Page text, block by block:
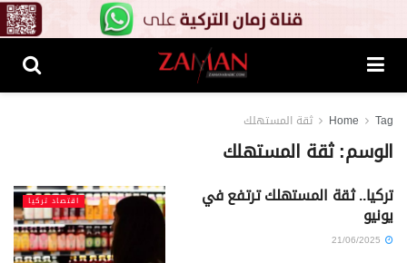
Home Tag ثقة المستهلك
الوسم:ثقة المستهلك
اقتصاد تركيا تركيا.. ثقة المستهلك ترتفع في
يونيو